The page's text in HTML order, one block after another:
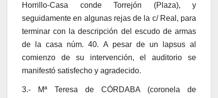
Horrillo-Casa conde Torrejón (Plaza), y
seguidamente en algunas rejas de la c/ Real, para
terminar con la descripción del escudo de armas
de la casa núm. 40. A pesar de un lapsus al
comienzo de su intervención, el auditorio se
manifestó satisfecho y agradecido.
3.- Mª Teresa de CÓRDABA (coronela de